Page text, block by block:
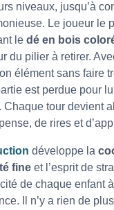
niveaux, jusqu’à
Le joueur le
le dé en bois
du pilier à retirer.
élément sans faire
est perdue pour
Chaque tour devient
de rires et
développe la
fineet l’esprit de
de chaque enfant
Il n’y a rien de